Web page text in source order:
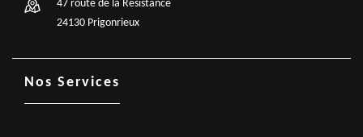
47 route de la Résistance
24130 Prigonrieux
Nos Services